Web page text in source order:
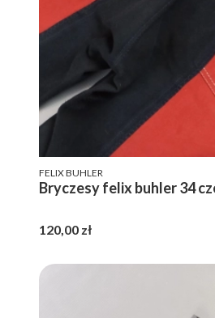
PRODUCENT
FELIX BUHLER
Cena
120,00 zł